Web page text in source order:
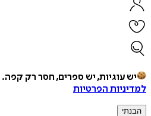
יש עוגיות, יש ספרים, חסר רק קפה.
למדיניות הפרטיות
הבנתי